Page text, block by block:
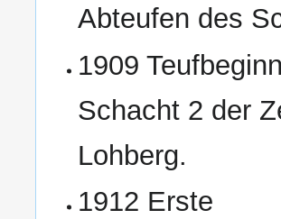
Abteufen des
1909
Schacht 2 der
Lohberg.
1912 Erste